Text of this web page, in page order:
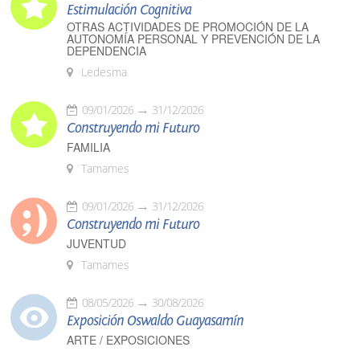
Estimulación Cognitiva
OTRAS ACTIVIDADES DE PROMOCIÓN DE LA
AUTONOMÍA PERSONAL Y PREVENCIÓN DE LA
DEPENDENCIA
Ledesma
09/01/2026 31/12/2026
Construyendo mi Futuro
FAMILIA
Tamames
09/01/2026 31/12/2026
Construyendo mi Futuro
JUVENTUD
Tamames
08/05/2026 30/08/2026
Exposición Oswaldo Guayasamín
ARTE / EXPOSICIONES